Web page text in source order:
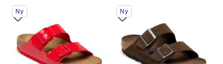
Samhandling
med
swatch-
farger
oppdatere
produktbildet
Ny
Samhandling
med
swatch-
farger
oppdatere
produktbildet
Ny